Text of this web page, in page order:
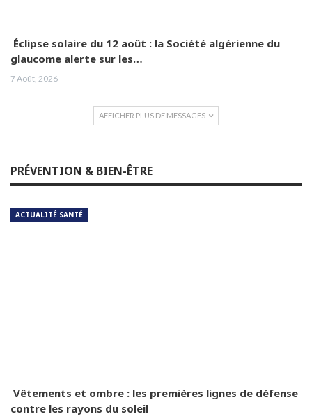
Éclipse solaire du 12 août : la Société algérienne du
glaucome alerte sur les…
7 Août, 2026
AFFICHER PLUS DE MESSAGES
PRÉVENTION & BIEN-ÊTRE
ACTUALITÉ SANTÉ
Vêtements et ombre : les premières lignes de défense
contre les rayons du soleil